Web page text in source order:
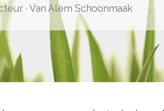
· Van Alem Schoonmaak